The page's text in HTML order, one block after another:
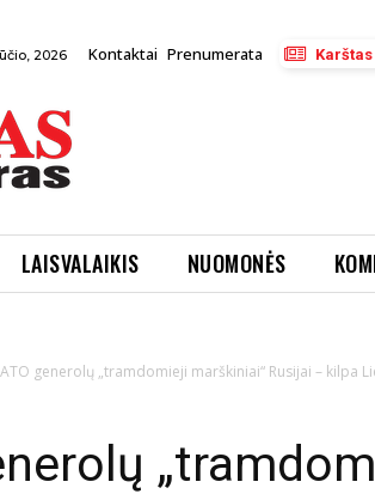
2026 Kontaktai Prenumerata
LAISVALAIKIS NUOMONĖS
generolų „tramdomieji marškiniai“ Rusijai – kilpa